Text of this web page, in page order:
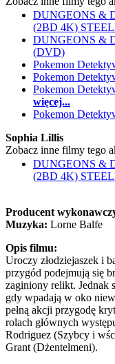
DUNGEONS &
(2BD 4K)
DUNGEONS &
(DVD)
Pokemon
Pokemon
Pokemon
więcej...
Pokemon
Sophia Lillis
Zobacz inne filmy tego
DUNGEONS &
(2BD 4K)
Producent
Muzyka: Lorne Balfe
Opis filmu:
Uroczy złodziejaszek i
przygód podejmują się
zaginiony relikt. Jednak
gdy wpadają w oko
pełną akcji przygodę
rolach głównych
Rodriguez (Szybcy i
Grant (Dżentelmeni).